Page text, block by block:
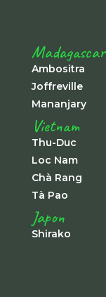
Madagascar
Ambositra
Joffreville
Mananjary
Vietnam
Thu-Duc
Loc Nam
Chà Rang
Tà Pao
Japon
Shirako